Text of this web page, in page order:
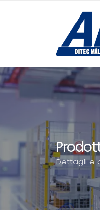
Dettagli e